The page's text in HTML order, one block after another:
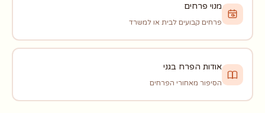
מנוי פרחים
פרחים קבועים לבית או למשרד
אודות הפרח בגני
הסיפור מאחורי הפרחים